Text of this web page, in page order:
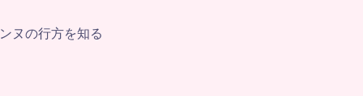
ヌの行方を知る